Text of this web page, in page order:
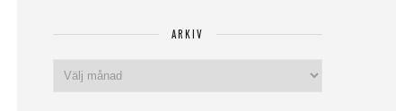
ARKIV